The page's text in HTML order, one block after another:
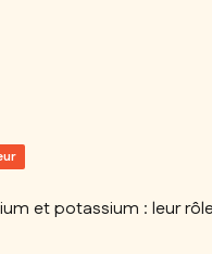
et potassium : leur